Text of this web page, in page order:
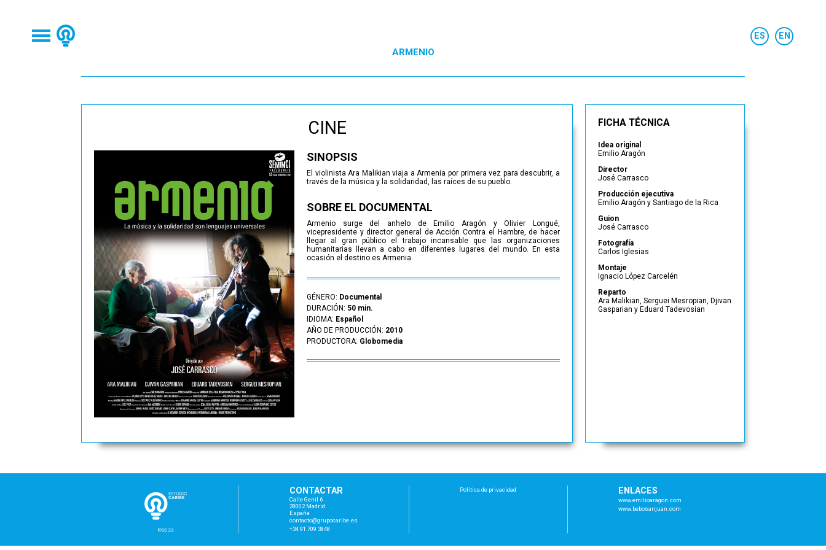
ARMENIO
CINE
SINOPSIS
El violinista Ara Malikian viaja a Armenia por primera vez para descubrir, a
través de la música y la solidaridad, las raíces de su pueblo.
SOBRE EL DOCUMENTAL
Armenio surge del anhelo de Emilio Aragón y Olivier Longué,
vicepresidente y director general de Acción Contra el Hambre, de hacer
llegar al gran público el trabajo incansable que las organizaciones
humanitarias llevan a cabo en diferentes lugares del mundo. En esta
ocasión el destino es Armenia.
GÉNERO: Documental
DURACIÓN: 50 min.
IDIOMA: Español
AÑO DE PRODUCCIÓN: 2010
PRODUCTORA: Globomedia
FICHA TÉCNICA
Idea original
Emilio Aragón
Director
José Carrasco
Producción ejecutiva
Emilio Aragón y Santiago de la Rica
Guion
José Carrasco
Fotografía
Carlos Iglesias
Montaje
Ignacio López Carcelén
Reparto
Ara Malikian, Serguei Mesropian, Djivan
Gasparian y Eduard Tadevosian
©2023
CONTACTAR
Calle Genil 6
28002 Madrid
España
contacto@grupocaribe. es
+34 91 709 3848
Política de privacidad ENLACES
www.emilioaragon.com
www.bebosanjuan.com